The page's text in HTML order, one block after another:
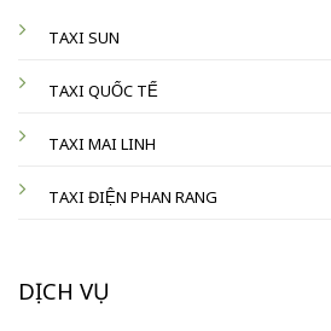
TAXI SUN
TAXI QUỐC TẾ
TAXI MAI LINH
TAXI ĐIỆN PHAN RANG
DỊCH VỤ